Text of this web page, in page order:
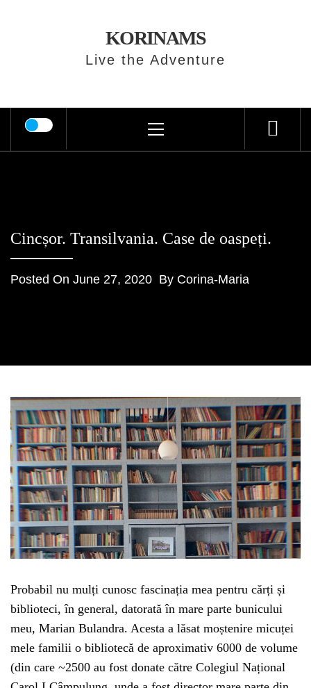
KORINAMS
Live the Adventure
Menu
Cincșor. Transilvania. Case de oaspeți.
Posted On June 27, 2020 By Corina-Maria
Probabil nu mulți cunosc fascinația mea pentru cărți și
biblioteci, în general, datorată în mare parte bunicului
meu, Marian Bulandra. Acesta a lăsat moștenire micuței
mele familii o bibliotecă de aproximativ 6000 de volume
(din care ~2500 au fost donate către Colegiul Național